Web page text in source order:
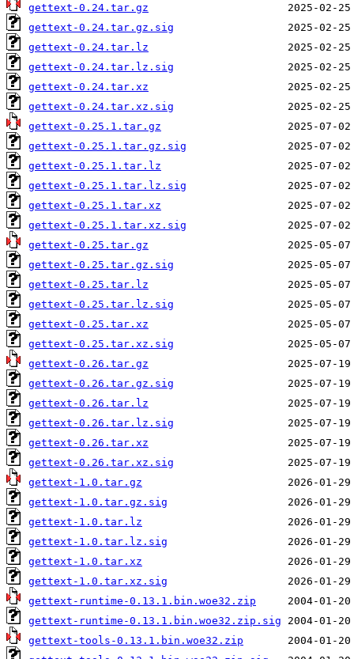
gettext-0.24.tar.gz
gettext-0.24.tar.gz.sig
gettext-0.24.tar.lz
gettext-0.24.tar.lz.sig
gettext-0.24.tar.xz
gettext-0.24.tar.xz.sig
gettext-0.25.1.tar.gz
gettext-0.25.1.tar.gz.sig
gettext-0.25.1.tar.lz
gettext-0.25.1.tar.lz.sig
gettext-0.25.1.tar.xz
gettext-0.25.1.tar.xz.sig
gettext-0.25.tar.gz
gettext-0.25.tar.gz.sig
gettext-0.25.tar.lz
gettext-0.25.tar.lz.sig
gettext-0.25.tar.xz
gettext-0.25.tar.xz.sig
gettext-0.26.tar.gz
gettext-0.26.tar.gz.sig
gettext-0.26.tar.lz
gettext-0.26.tar.lz.sig
gettext-0.26.tar.xz
gettext-0.26.tar.xz.sig
gettext-1.0.tar.gz
gettext-1.0.tar.gz.sig
gettext-1.0.tar.lz
gettext-1.0.tar.lz.sig
gettext-1.0.tar.xz
gettext-1.0.tar.xz.sig
gettext-runtime-0.13.1.bin.woe32.zip
gettext-runtime-0.13.1.bin.woe32.zip.sig
gettext-tools-0.13.1.bin.woe32.zip